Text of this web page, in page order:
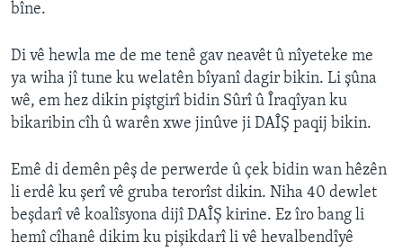
bîne.
Di vê hewla me de me tenê gav neavêt û nîyeteke me
ya wiha jî tune ku welatên bîyanî dagir bikin. Li şûna
wê, em hez dikin piştgirî bidin Sûrî û Îraqîyan ku
bikaribin cîh û warên xwe jinûve ji DAÎŞ paqij bikin.
Emê di demên pêş de perwerde û çek bidin wan hêzên
li erdê ku şerî vê gruba terorîst dikin. Niha 40 dewlet
beşdarî vê koalîsyona dijî DAÎŞ kirine. Ez îro bang li
hemî cîhanê dikim ku pişikdarî li vê hevalbendîyê